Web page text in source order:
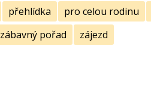
přehlídka pro celou rodinu
zábavný pořad zájezd